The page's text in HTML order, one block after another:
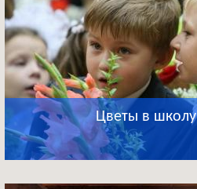
Цветы в школу